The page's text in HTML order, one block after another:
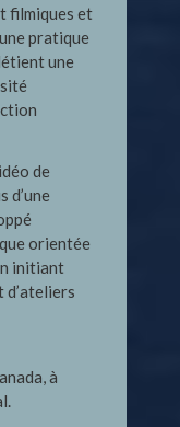
filmiques et
pratique
une
de
d’une
orientée
initiant
à